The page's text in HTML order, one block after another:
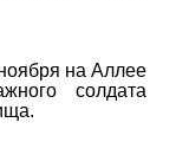
на Аллее
солдата